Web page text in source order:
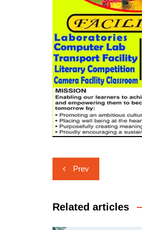
Post
navigation
Prev
Related articles